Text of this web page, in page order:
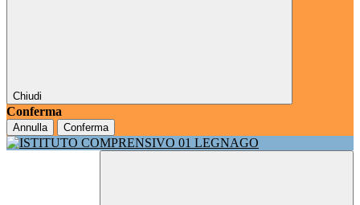
Chiudi
Conferma
Annulla Conferma